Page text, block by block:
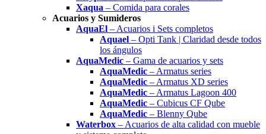
Xaqua – Comida para corales
Acuarios y Sumideros
AquaEl – Acuarios i Sets completos
Aquael – Opti Tank | Claridad desde todos
los ángulos
AquaMedic – Gama de acuarios y sets
AquaMedic – Armatus series
AquaMedic – Armatus XD series
AquaMedic – Armatus Lagoon 400
AquaMedic – Cubicus CF Qube
AquaMedic – Blenny Qube
Waterbox – Acuarios de alta calidad con mueble